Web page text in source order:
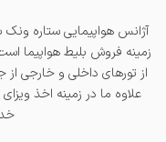
آژانس هواپیمایی ستاره ونک
زمینه فروش بلیط هواپیما
از تورهای داخلی و خارجی از
علاوه ما در زمینه اخذ